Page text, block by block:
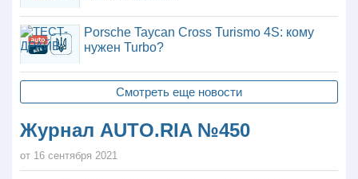
Porsche Taycan Cross Turismo 4S: кому
нужен Turbo?
Смотреть еще новости
Журнал AUTO.RIA №450
от 16 сентября 2021